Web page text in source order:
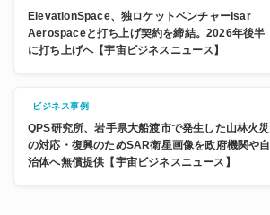
ElevationSpace、独ロケットベンチャーIsar
Aerospaceと打ち上げ契約を締結。2026年後半
に打ち上げへ【宇宙ビジネスニュース】
ビジネス事例
QPS研究所、岩手県大船渡市で発生した山林火災
の対応・復興のためSAR衛星画像を政府機関や自
治体へ無償提供【宇宙ビジネスニュース】